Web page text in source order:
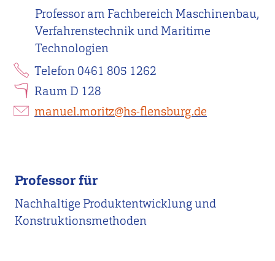
our
Professor am Fachbereich Maschinenbau,
Verfahrenstechnik und Maritime
Technologien
Telefon 0461 805 1262
Raum D 128
manuel.moritz@hs-flensburg.de
Professor für
Nachhaltige Produktentwicklung und
Konstruktionsmethoden